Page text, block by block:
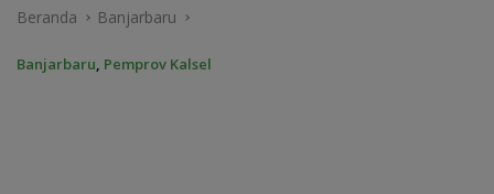
Beranda Banjarbaru
Banjarbaru, Pemprov Kalsel